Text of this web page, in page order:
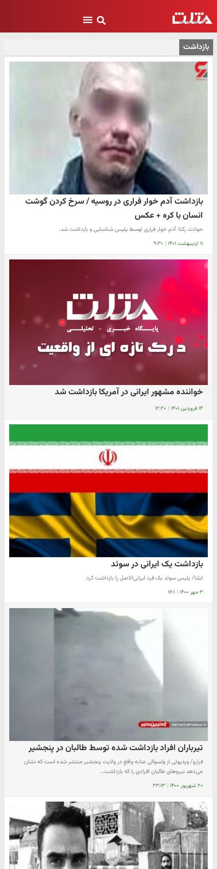
بازداشت
بازداشت آدم خوار فراری در روسیه / سرخ کردن گوشت
انسان با کره + عکس
حوادث رکنا: آدم خوار فراری توسط پلیس شناسایی و بازداشت شد.
۱۱ اردیبهشت ۱۴۰۱ | ۹:۳۰
خواننده مشهور ایرانی در آمریکا بازداشت شد
۱۴ فروردین ۱۴۰۱ | ۱۲:۲۰
بازداشت یک ایرانی در سوئد
ایلنا/ پلیس سوئد یک فرد ایرانی‌الاصل را بازداشت کرد.
۳ مهر ۱۴۰۰ | ۱۶:۱
تیرباران افراد بازداشت شده توسط طالبان در پنجشیر
فرارو/ ویدیوئی از ولسوالی عنابه واقع در ولایت پنجشیر منتشر شده است که نشان
می‌دهد نیرو‌های طالبان افرادی را که بازداشت…
۲۰ شهریور ۱۴۰۰ | ۲۳:۱۳